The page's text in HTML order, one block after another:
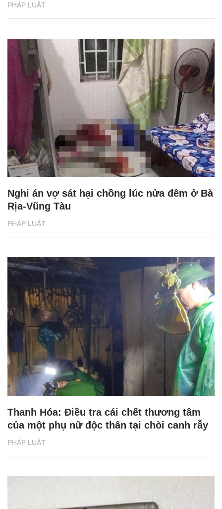
PHÁP LUẬT
PHÁP LUẬT
Nghi án vợ sát hại chồng lúc nửa đêm ở Bà
Rịa-Vũng Tàu
PHÁP LUẬT
Thanh Hóa: Điều tra cái chết thương tâm
của một phụ nữ độc thân tại chòi canh rẫy